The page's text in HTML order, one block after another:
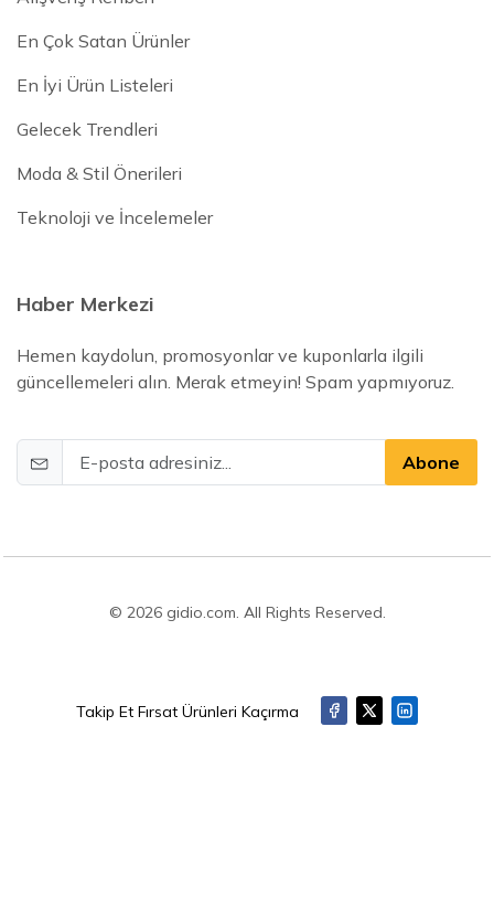
En Çok Satan Ürünler
En İyi Ürün Listeleri
Gelecek Trendleri
Moda & Stil Önerileri
Teknoloji ve İncelemeler
Haber Merkezi
Hemen kaydolun, promosyonlar ve kuponlarla ilgili
güncellemeleri alın. Merak etmeyin! Spam yapmıyoruz.
Abone
© 2026 gidio.com. All Rights Reserved.
Takip Et Fırsat Ürünleri Kaçırma